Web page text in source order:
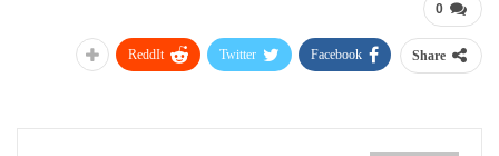
0
Share
Facebook
Twitter
ReddIt